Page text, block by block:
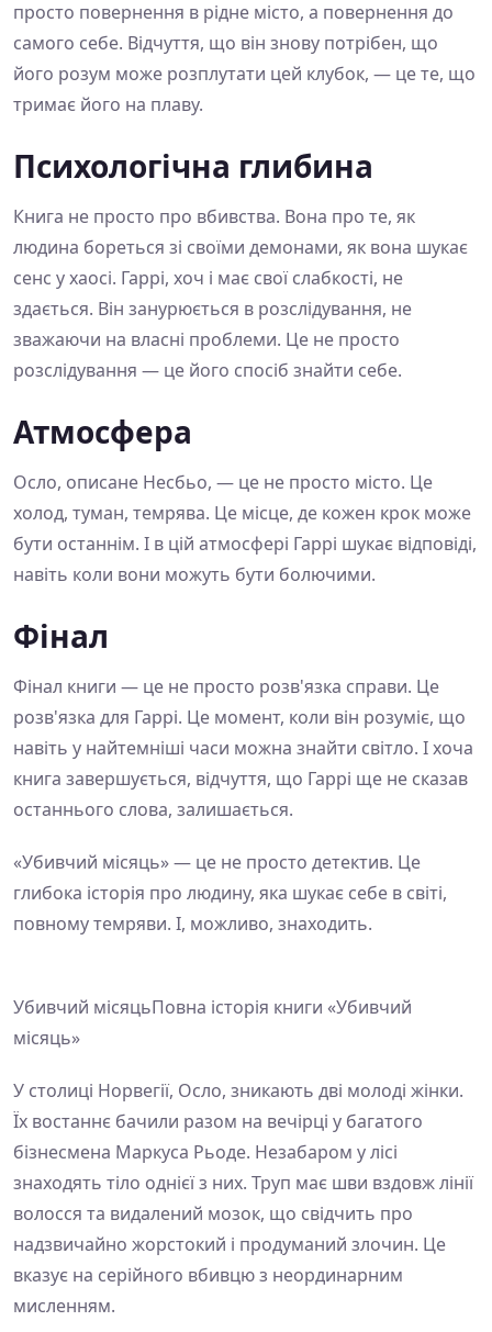
просто повернення в рідне місто, а повернення до
самого себе. Відчуття, що він знову потрібен, що
його розум може розплутати цей клубок, — це те, що
тримає його на плаву.
Психологічна глибина
Книга не просто про вбивства. Вона про те, як
людина бореться зі своїми демонами, як вона шукає
сенс у хаосі. Гаррі, хоч і має свої слабкості, не
здається. Він занурюється в розслідування, не
зважаючи на власні проблеми. Це не просто
розслідування — це його спосіб знайти себе.
Атмосфера
Осло, описане Несбьо, — це не просто місто. Це
холод, туман, темрява. Це місце, де кожен крок може
бути останнім. І в цій атмосфері Гаррі шукає відповіді,
навіть коли вони можуть бути болючими.
Фінал
Фінал книги — це не просто розв'язка справи. Це
розв'язка для Гаррі. Це момент, коли він розуміє, що
навіть у найтемніші часи можна знайти світло. І хоча
книга завершується, відчуття, що Гаррі ще не сказав
останнього слова, залишається.
«Убивчий місяць» — це не просто детектив. Це
глибока історія про людину, яка шукає себе в світі,
повному темряви. І, можливо, знаходить.
Убивчий місяцьПовна історія книги «Убивчий
місяць»
У столиці Норвегії, Осло, зникають дві молоді жінки.
Їх востаннє бачили разом на вечірці у багатого
бізнесмена Маркуса Рьоде. Незабаром у лісі
знаходять тіло однієї з них. Труп має шви вздовж лінії
волосся та видалений мозок, що свідчить про
надзвичайно жорстокий і продуманий злочин. Це
вказує на серійного вбивцю з неординарним
мисленням.